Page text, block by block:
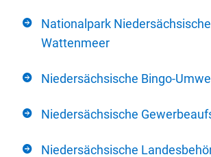
Nationalpark
Wattenmeer
Niedersächsische Bingo-
Niedersächsische
Niedersächsische